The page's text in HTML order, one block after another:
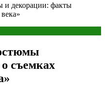
и декорации: факты
съемках